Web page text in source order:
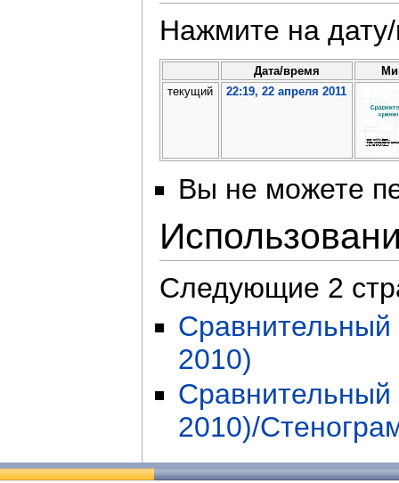
Нажмите на
Дата/время
текущий
22:19, 22 апреля 2011
Вы не можете
Следующие 2
2010)
2010)/